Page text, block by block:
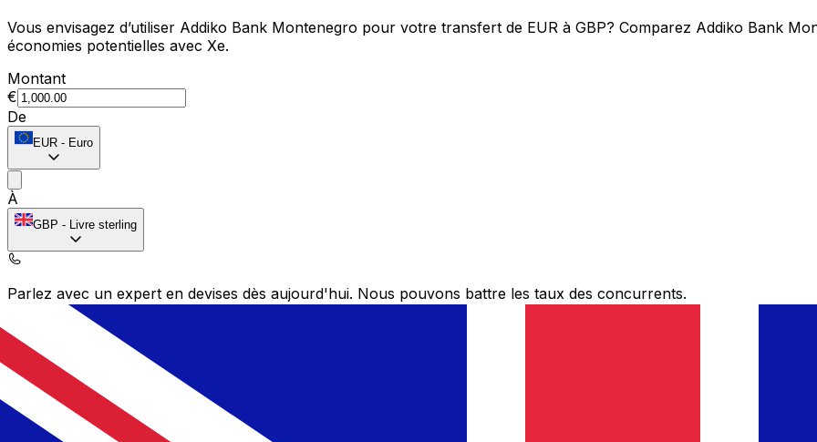
Vous envisagez d’utiliser Addiko Bank Montenegro pour votre transfert de EUR à GBP? Comparez Addiko Bank
économies potentielles avec Xe.
Montant
€
De
EUR - Euro
À
GBP - Livre sterling
Parlez avec un expert en devises dès aujourd'hui. Nous pouvons battre les taux des concurrents.
Planifier un appel